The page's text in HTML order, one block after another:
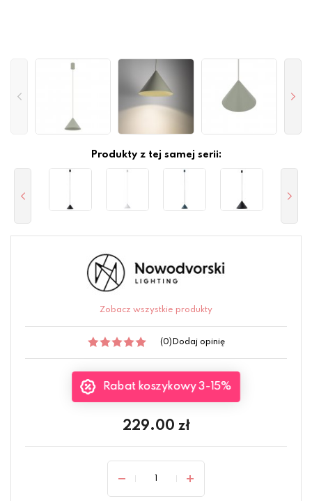
Produkty z tej samej serii:
Zobacz wszystkie produkty
(0) Dodaj opinię
Rabat koszykowy 3-15%
229.00 zł